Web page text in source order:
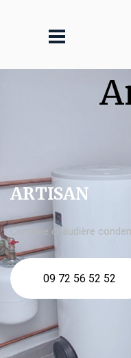
ARTISAN
Contrôle chaudière
09 72 56 52 52